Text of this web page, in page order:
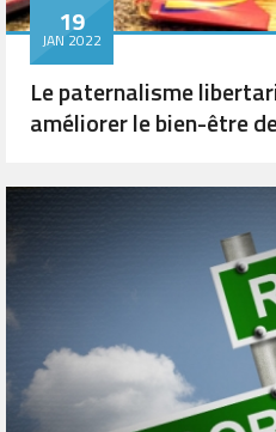
19
JAN 2022
Le paternalisme
améliorer le bien-être